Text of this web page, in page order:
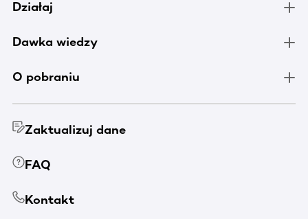
Działaj
Dawka wiedzy
O pobraniu
Zaktualizuj dane
FAQ
Kontakt